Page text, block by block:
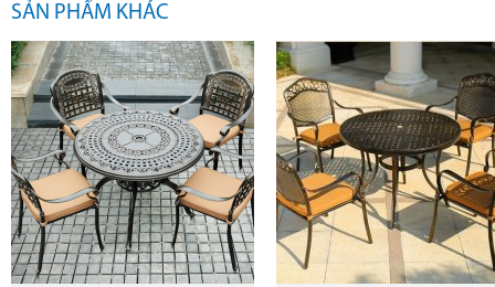
SẢN PHẨM KHÁC